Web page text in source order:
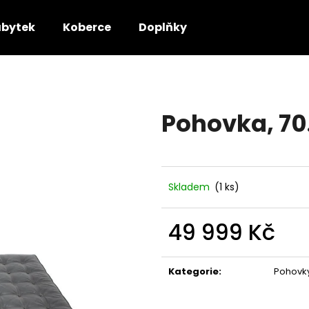
Koberce Doplňky
Pohovka,
Skladem (1 ks)
49 999 Kč
cena:
Kategorie:
HLEDAT